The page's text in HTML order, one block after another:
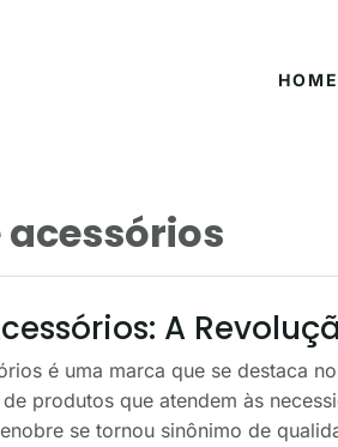
HOME
A
é uma marca que se destaca
produtos que atendem às
se tornou sinônimo de